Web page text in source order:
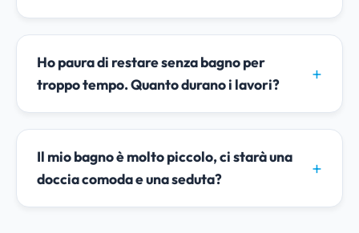
Ho paura di restare senza bagno per
troppo tempo. Quanto durano i lavori?
Il mio bagno è molto piccolo, ci starà una
doccia comoda e una seduta?